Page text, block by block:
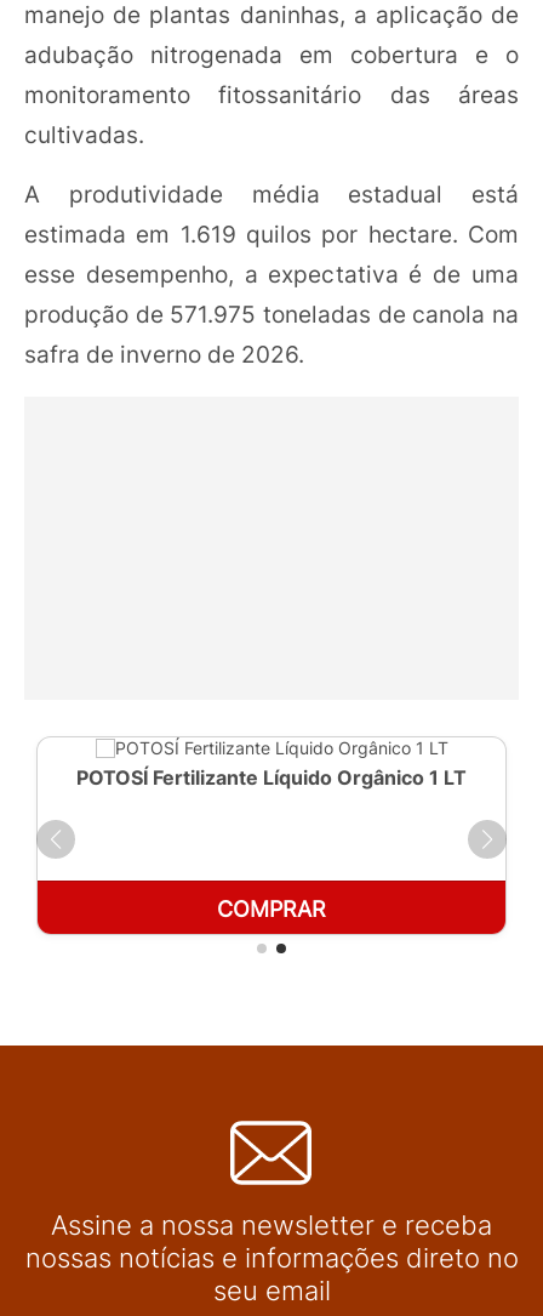
manejo de plantas daninhas, a aplicação de
adubação nitrogenada em cobertura e o
monitoramento fitossanitário das áreas
cultivadas.
A produtividade média estadual está
estimada em 1.619 quilos por hectare. Com
esse desempenho, a expectativa é de uma
produção de 571.975 toneladas de canola na
safra de inverno de 2026.
POTOSÍ Fertilizante Líquido Orgânico 1 LT
COMPRAR
Assine a nossa newsletter e receba
nossas notícias e informações direto no
seu email